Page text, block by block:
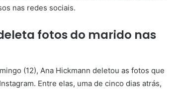
nas redes sociais.
fotos do marido nas
(12), Ana Hickmann deletou as fotos que
Entre elas, uma de cinco dias atrás,